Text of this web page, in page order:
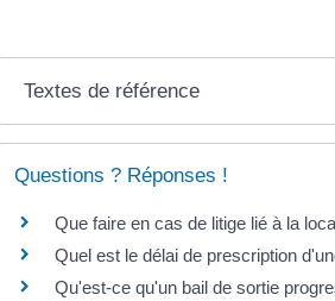
Textes de référence
Questions ? Réponses !
Que faire en cas de litige lié à la
Quel est le délai de prescription
Qu'est-ce qu'un bail de sortie